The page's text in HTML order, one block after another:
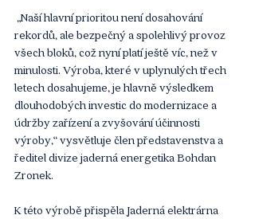
rekordů, ale bezpečný a spolehlivý provoz
všech bloků, což nyní platí ještě víc, než v
minulosti. Výroba, které v uplynulých třech
letech dosahujeme, je hlavně výsledkem
dlouhodobých investic do modernizace a
údržby zařízení a zvyšování účinnosti
výroby,“ vysvětluje člen představenstva a
ředitel divize jaderná energetika Bohdan
Zronek.
K této výrobě přispěla Jaderná elektrárna